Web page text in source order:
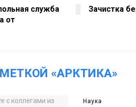
служба
от
Зачистка
«АРКТИКА»
Наука